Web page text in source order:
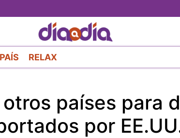
al
contenido
principal
RELAX
países para
por